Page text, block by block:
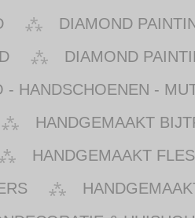
DIAMOND
DIAMOND
- HANDSCHOENEN -
HANDGEMAAKT
HANDGEMAAKT